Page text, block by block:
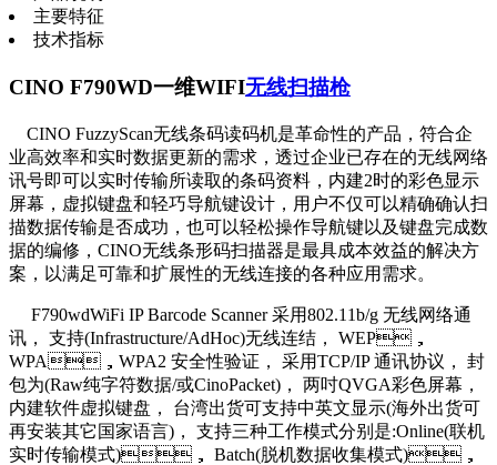
主要特征
技术指标
CINO F790WD一维WIFI无线扫描枪
CINO FuzzyScan无线条码读码机是革命性的产品，符合企
业高效率和实时数据更新的需求，透过企业已存在的无线网络
讯号即可以实时传输所读取的条码资料，内建2时的彩色显示
屏幕，虚拟键盘和轻巧导航键设计，用户不仅可以精确确认扫
描数据传输是否成功，也可以轻松操作导航键以及键盘完成数
据的编修，CINO无线条形码扫描器是最具成本效益的解决方
案，以满足可靠和扩展性的无线连接的各种应用需求。
F790wdWiFi IP Barcode Scanner 采用802.11b/g 无线网络通
讯， 支持(Infrastructure/AdHoc)无线连结， WEP，
WPA，WPA2 安全性验证， 采用TCP/IP 通讯协议， 封
包为(Raw纯字符数据/或CinoPacket)， 两吋QVGA彩色屏幕，
内建软件虚拟键盘， 台湾出货可支持中英文显示(海外出货可
再安装其它国家语言)， 支持三种工作模式分别是:Online(联机
实时传输模式)， Batch(脱机数据收集模式)，